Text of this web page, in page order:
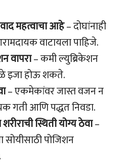
महत्वाचा आहे– दोघांनाही
वाटायला पाहिजे.
वापरा– कमी ल्युब्रिकेशन
इजा होऊ शकते.
– एकमेकांवर जास्त वजन न
गती आणि पद्धत निवडा.
स्थिती योग्य ठेवा–
सोयीसाठी पोजिशन